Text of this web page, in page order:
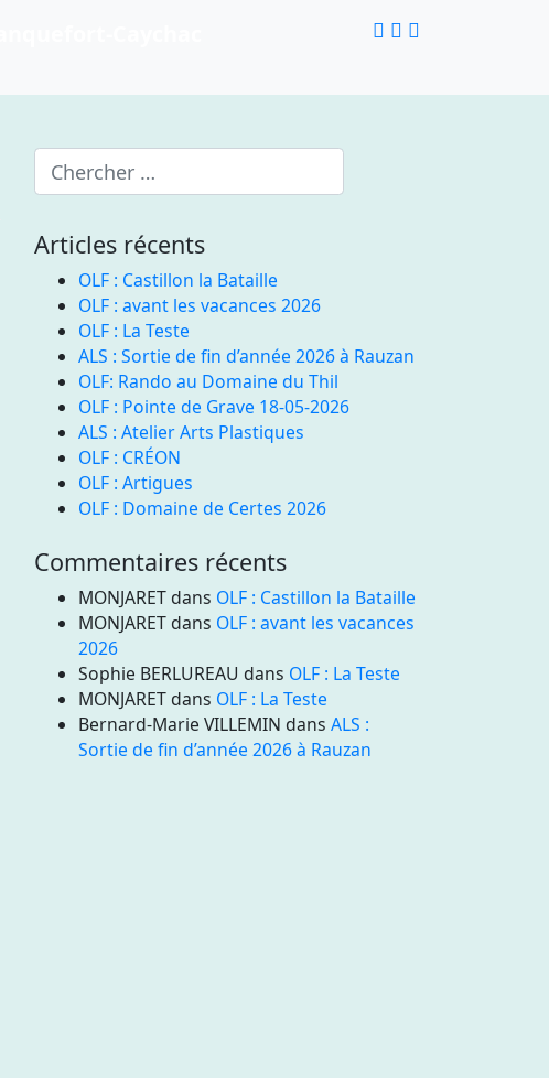
Articles récents
OLF : Castillon la Bataille
OLF : avant les vacances 2026
OLF : La Teste
ALS : Sortie de fin d’année 2026 à Rauzan
OLF: Rando au Domaine du Thil
OLF : Pointe de Grave 18-05-2026
ALS : Atelier Arts Plastiques
OLF : CRÉON
OLF : Artigues
OLF : Domaine de Certes 2026
Commentaires récents
MONJARETdans OLF : Castillon la Bataille
MONJARETdans OLF : avant les vacances
2026
Sophie BERLUREAU dans OLF : La Teste
MONJARETdans OLF : La Teste
Bernard-Marie VILLEMIN dans ALS :
Sortie de fin d’année 2026 à Rauzan